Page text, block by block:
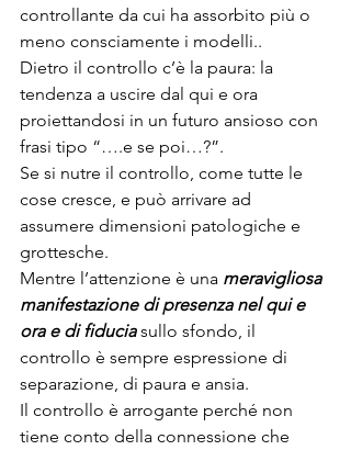
controllante da cui ha assorbito più o
meno consciamente i modelli..
Dietro il controllo c’è la paura: la
tendenza a uscire dal qui e ora
proiettandosi in un futuro ansioso con
frasi tipo “….e se poi…?”.
Se si nutre il controllo, come tutte le
cose cresce, e può arrivare ad
assumere dimensioni patologiche e
grottesche.
Mentre l’attenzione è una meravigliosa
manifestazione di presenza nel qui e
ora e di fiducia sullo sfondo, il
controllo è sempre espressione di
separazione, di paura e ansia.
Il controllo è arrogante perché non
tiene conto della connessione che